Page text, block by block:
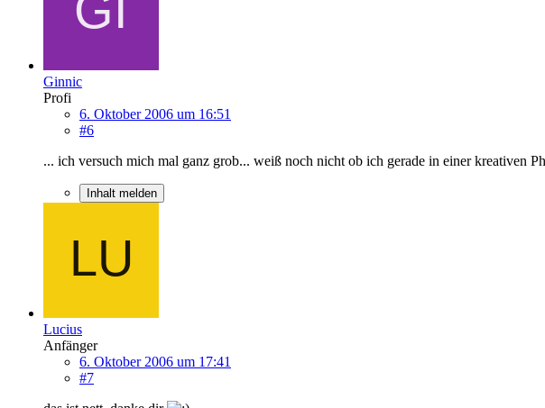
Ginnic
Profi
6. Oktober 2006 um 16:51
#6
... ich versuch mich mal ganz grob... weiß noch nicht ob ich gerade in einer kreativen
Inhalt melden
Lucius
Anfänger
6. Oktober 2006 um 17:41
#7